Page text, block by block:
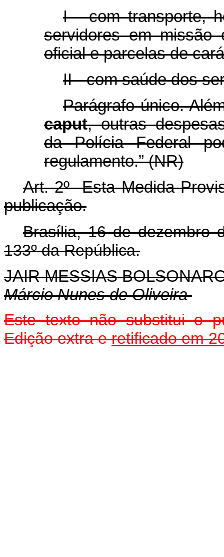
I - com transporte,
servidores em missão
oficial e parcelas de
II - com saúde dos
Parágrafo único.
caput, outras
da Polícia Federal
regulamento.” (NR)
Art. 2º Esta Medida
publicação.
Brasília, 16 de dezembro
133º da República.
JAIR MESSIAS
Márcio Nunes de Oliveira
Este texto não substitui o
Edição extra eretificado em